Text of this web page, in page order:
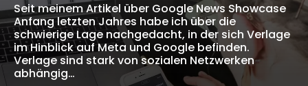
Seit meinem Artikel über Google News Showcase
Anfang letzten Jahres habe ich über die
schwierige Lage nachgedacht, in der sich Verlage
im Hinblick auf Meta und Google befinden.
Verlage sind stark von sozialen Netzwerken
abhängig…